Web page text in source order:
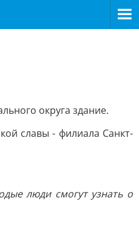
округа здание.
славы - филиала Санкт-
люди смогут узнать о